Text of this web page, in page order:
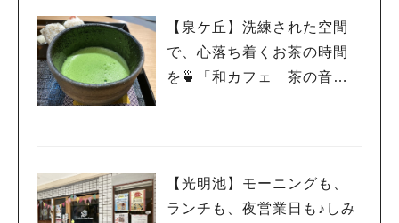
【泉ケ丘】洗練された空間
で、心落ち着くお茶の時間
を🍵「和カフェ 茶の音・
【光明池】モーニングも、
ランチも、夜営業日も♪しみ